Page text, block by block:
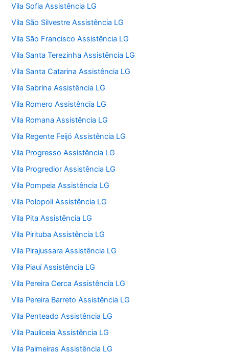
Vila Sofia Assistência LG
Vila São Silvestre Assistência LG
Vila São Francisco Assistência LG
Vila Santa Terezinha Assistência LG
Vila Santa Catarina Assistência LG
Vila Sabrina Assistência LG
Vila Romero Assistência LG
Vila Romana Assistência LG
Vila Regente Feijó Assistência LG
Vila Progresso Assistência LG
Vila Progredior Assistência LG
Vila Pompeia Assistência LG
Vila Polopoli Assistência LG
Vila Pita Assistência LG
Vila Pirituba Assistência LG
Vila Pirajussara Assistência LG
Vila Piauí Assistência LG
Vila Pereira Cerca Assistência LG
Vila Pereira Barreto Assistência LG
Vila Penteado Assistência LG
Vila Pauliceia Assistência LG
Vila Palmeiras Assistência LG